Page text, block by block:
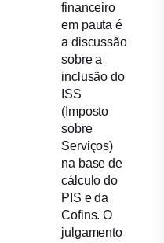
financeiro
em pauta é
a discussão
sobre a
inclusão do
ISS
(Imposto
sobre
Serviços)
na base de
cálculo do
PIS e da
Cofins. O
julgamento